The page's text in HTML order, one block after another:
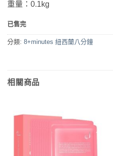
重量：0.1kg
已售完
分類: 8+minutes 紐西蘭八分鐘
相關商品